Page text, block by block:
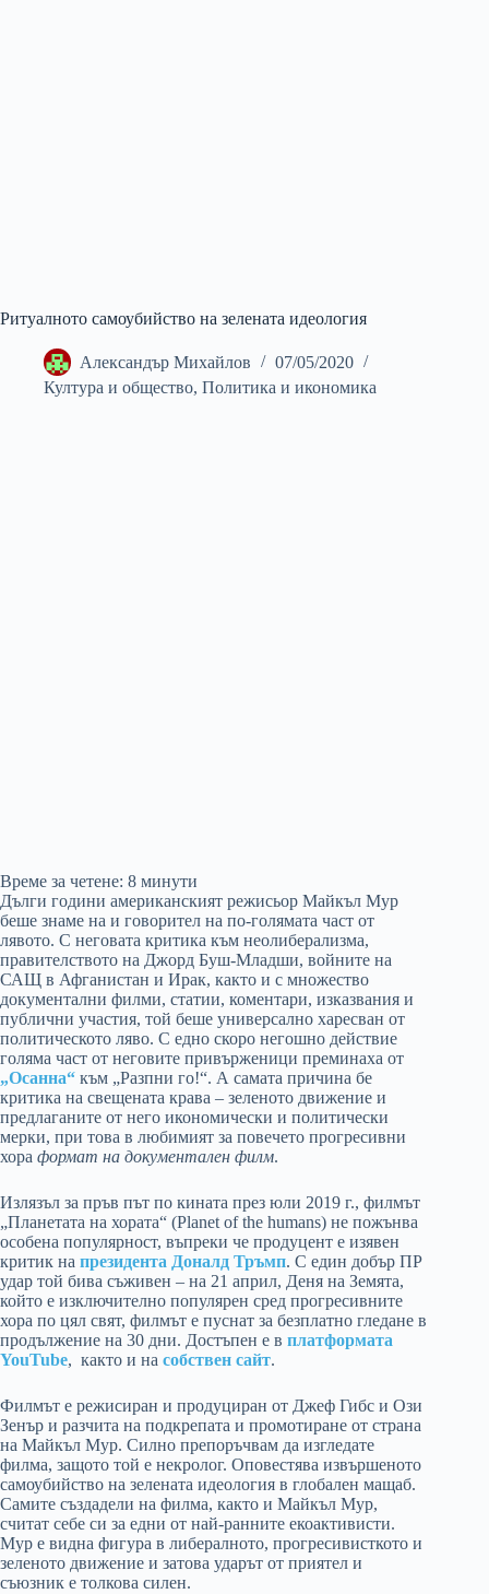
Ритуалното самоубийство на зелената идеология
Александър Михайлов
07/05/2020
Култура и общество, Политика и икономика
Време за четене: 8 минути
Дълги години американският режисьор Майкъл Мур
беше знаме на и говорител на по-голямата част от
лявото. С неговата критика към неолиберализма,
правителството на Джорд Буш-Младши, войните на
САЩ в Афганистан и Ирак, както и с множество
документални филми, статии, коментари, изказвания и
публични участия, той беше универсално харесван от
политическото ляво. С едно скоро негошно действие
голяма част от неговите привърженици преминаха от
„Осанна“ към „Разпни го!“. А самата причина бе
критика на свещената крава – зеленото движение и
предлаганите от него икономически и политически
мерки, при това в любимият за повечето прогресивни
хора формат на документален филм.
Излязъл за пръв път по кината през юли 2019 г., филмът
„Планетата на хората“ (Planet of the humans) не пожънва
особена популярност, въпреки че продуцент е изявен
критик на президента Доналд Тръмп. С един добър ПР
удар той бива съживен – на 21 април, Деня на Земята,
който е изключително популярен сред прогресивните
хора по цял свят, филмът е пуснат за безплатно гледане в
продължение на 30 дни. Достъпен е в платформата
YouTube, както и на собствен сайт.
Филмът е режисиран и продуциран от Джеф Гибс и Ози
Зенър и разчита на подкрепата и промотиране от страна
на Майкъл Мур. Силно препоръчвам да изгледате
филма, защото той е некролог. Оповестява извършеното
самоубийство на зелената идеология в глобален мащаб.
Самите създадели на филма, както и Майкъл Мур,
считат себе си за едни от най-ранните екоактивисти.
Мур е видна фигура в либералното, прогресивисткото и
зеленото движение и затова ударът от приятел и
съюзник е толкова силен.